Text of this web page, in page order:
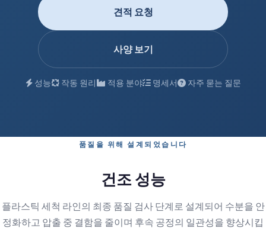
견적 요청
사양 보기
성능 작동 원리 적용 분야 명세서 자주 묻는 질문
품질을 위해 설계되었습니다
건조 성능
플라스틱 세척 라인의 최종 품질 검사 단계로 설계되어 수분을 안
정화하고 압출 중 결함을 줄이며 후속 공정의 일관성을 향상시킵